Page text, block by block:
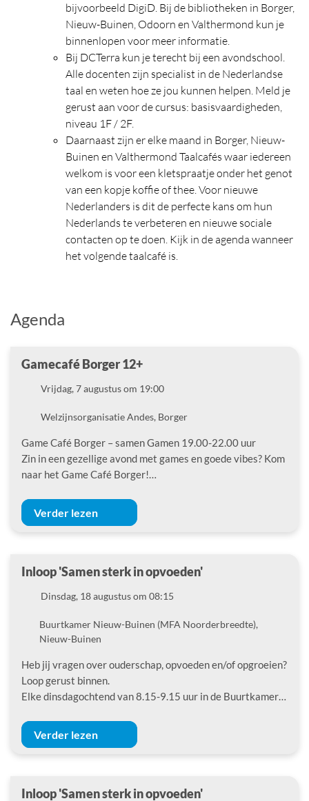
bijvoorbeeld DigiD. Bij de bibliotheken in Borger,
Nieuw-Buinen, Odoorn en Valthermond kun je
binnenlopen voor meer informatie.
Bij DCTerra kun je terecht bij een avondschool.
Alle docenten zijn specialist in de Nederlandse
taal en weten hoe ze jou kunnen helpen. Meld je
gerust aan voor de cursus: basisvaardigheden,
niveau 1F / 2F.
Daarnaast zijn er elke maand in Borger, Nieuw-
Buinen en Valthermond Taalcafés waar iedereen
welkom is voor een kletspraatje onder het genot
van een kopje koffie of thee. Voor nieuwe
Nederlanders is dit de perfecte kans om hun
Nederlands te verbeteren en nieuwe sociale
contacten op te doen. Kijk in de agenda wanneer
het volgende taalcafé is.
Agenda
Gamecafé Borger 12+
DatumVrijdag, 7 augustus om 19:00
LocatieWelzijnsorganisatie Andes, Borger
Game Café Borger – samen Gamen 19.00-22.00 uur
Zin in een gezellige avond met games en goede vibes? Kom
naar het Game Café Borger!…
Verder lezen
Inloop 'Samen sterk in opvoeden'
DatumDinsdag, 18 augustus om 08:15
LocatieBuurtkamer Nieuw-Buinen (MFA Noorderbreedte),
Nieuw-Buinen
Heb jij vragen over ouderschap, opvoeden en/of opgroeien?
Loop gerust binnen.
Elke dinsdagochtend van 8.15-9.15 uur in de Buurtkamer…
Verder lezen
Inloop 'Samen sterk in opvoeden'